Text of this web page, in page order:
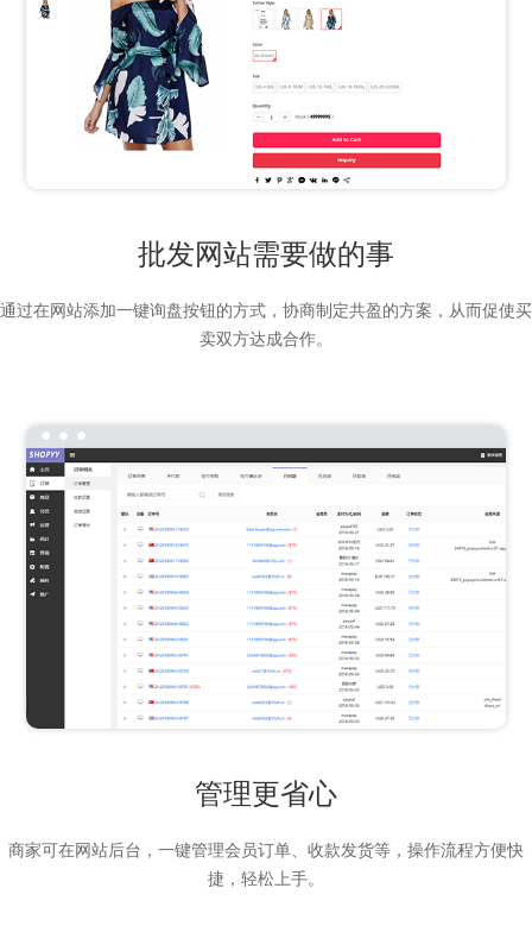
批发网站需要做的事
通过在网站添加一键询盘按钮的方式，协商制定共盈的方案，从而促使买
卖双方达成合作。
管理更省心
商家可在网站后台，一键管理会员订单、收款发货等，操作流程方便快
捷，轻松上手。